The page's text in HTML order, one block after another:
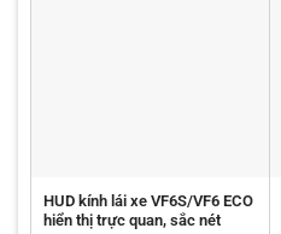
HUD kính lái xe VF6S/VF6 ECO
hiển thị trực quan, sắc nét